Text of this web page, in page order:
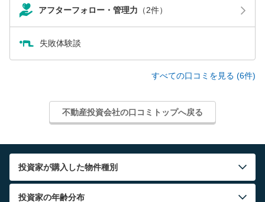
アフターフォロー・管理力 （2件）
失敗体験談
すべての口コミを見る (6件)
不動産投資会社の口コミトップへ戻る
投資家が購入した物件種別
投資家の年齢分布